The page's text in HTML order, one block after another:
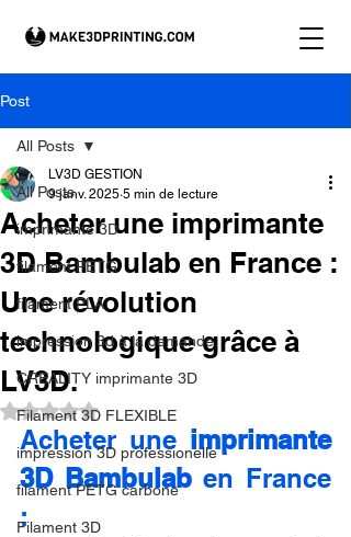
Post
All Posts
imprimante 3D
filament PETG
filament PLA
impression 3d à la demande.
CREALITY imprimante 3D
Filament 3D FLEXIBLE
impression 3D professionelle
filament PETG carbone
Filament 3D
All Posts
Acheter une imprimante
3D Bambulab en France :
Une révolution
technologique grâce à
LV3D.
LV3D GESTION
9 janv. 2025 5 min de lecture
Noté NaN étoiles sur 5.
Acheter une imprimante
3D Bambulab en France
: